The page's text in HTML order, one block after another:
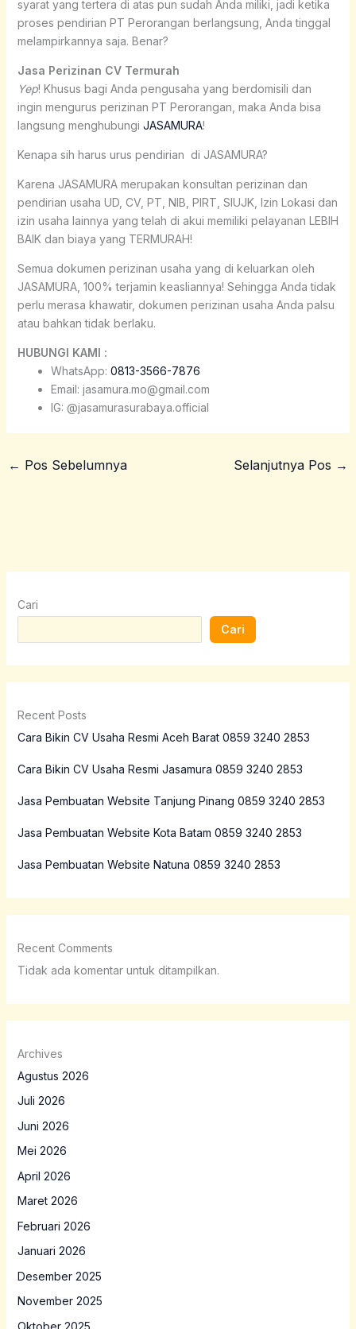
syarat yang tertera di atas pun sudah Anda miliki, jadi ketika
proses pendirian PT Perorangan berlangsung, Anda tinggal
melampirkannya saja. Benar?
Jasa Perizinan CV Termurah
Yep! Khusus bagi Anda pengusaha yang berdomisili dan
ingin mengurus perizinan PT Perorangan, maka Anda bisa
langsung menghubungi JASAMURA!
Kenapa sih harus urus pendirian di JASAMURA?
Karena JASAMURA merupakan konsultan perizinan dan
pendirian usaha UD, CV, PT, NIB, PIRT, SIUJK, Izin Lokasi dan
izin usaha lainnya yang telah di akui memiliki pelayanan LEBIH
BAIK dan biaya yang TERMURAH!
Semua dokumen perizinan usaha yang di keluarkan oleh
JASAMURA, 100% terjamin keasliannya! Sehingga Anda tidak
perlu merasa khawatir, dokumen perizinan usaha Anda palsu
atau bahkan tidak berlaku.
HUBUNGI KAMI :
WhatsApp: 0813-3566-7876
Email: jasamura.mo@gmail.com
IG: @jasamurasurabaya.official
← Pos Sebelumnya Selanjutnya Pos →
Cari
Cari
Recent Posts
Cara Bikin CV Usaha Resmi Aceh Barat 0859 3240 2853
Cara Bikin CV Usaha Resmi Jasamura 0859 3240 2853
Jasa Pembuatan Website Tanjung Pinang 0859 3240 2853
Jasa Pembuatan Website Kota Batam 0859 3240 2853
Jasa Pembuatan Website Natuna 0859 3240 2853
Recent Comments
Tidak ada komentar untuk ditampilkan.
Archives
Agustus 2026
Juli 2026
Juni 2026
Mei 2026
April 2026
Maret 2026
Februari 2026
Januari 2026
Desember 2025
November 2025
Oktober 2025